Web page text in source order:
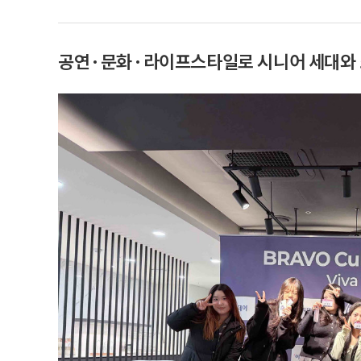
공연·문화·라이프스타일로 시니어 세대와